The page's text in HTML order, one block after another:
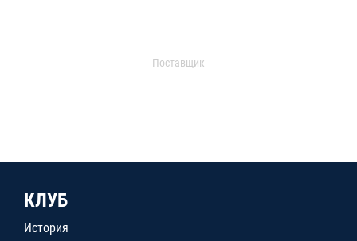
Поставщик
КЛУБ
История